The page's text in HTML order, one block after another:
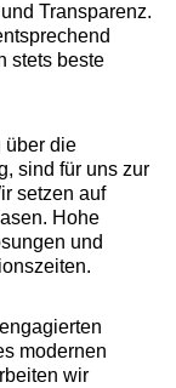
Transparenz.
stets beste
über die
sind für uns zur
setzen auf
Hohe
und
modernen
wir